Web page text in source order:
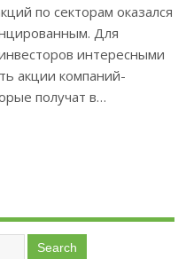
по секторам оказался
Для
интересными
акции компаний-
получат в…